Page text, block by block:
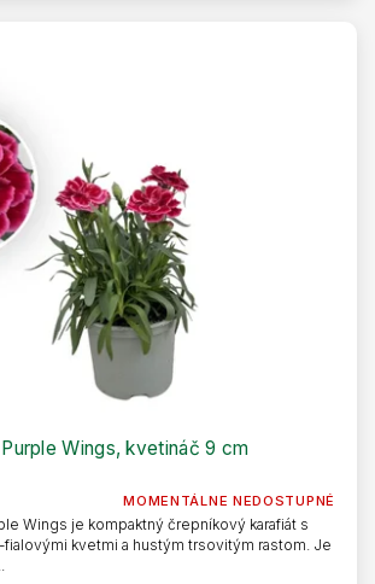
Wings, kvetináč 9 cm
MOMENTÁLNE NEDOSTUPNÉ
Wings je kompaktný črepníkový karafiát s
kvetmi a hustým trsovitým rastom. Je